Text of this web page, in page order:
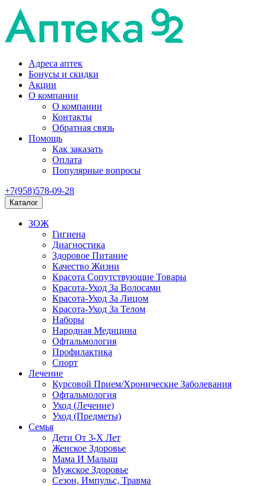
Адреса аптек
Бонусы и скидки
Акции
О компании
О компании
Контакты
Обратная связь
Помощь
Как заказать
Оплата
Популярные вопросы
+7(958)578-09-28
Каталог
ЗОЖ
Гигиена
Диагностика
Здоровое Питание
Качество Жизни
Красота Сопутствующие Товары
Красота-Уход За Волосами
Красота-Уход За Лицом
Красота-Уход За Телом
Наборы
Народная Медицина
Офтальмология
Профилактика
Спорт
Лечение
Курсовой Прием/Хронические Заболевания
Офтальмология
Уход (Лечение)
Уход (Предметы)
Семья
Дети От 3-Х Лет
Женское Здоровье
Мама И Малыш
Мужское Здоровье
Сезон, Импульс, Травма